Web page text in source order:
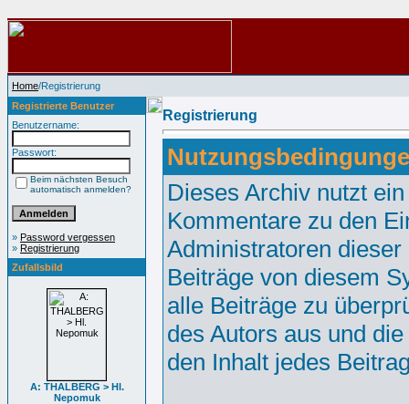
Home/Registrierung
Registrierte Benutzer
Benutzername:
Passwort:
Beim nächsten Besuch
automatisch anmelden?
» Password vergessen
» Registrierung
Zufallsbild
A: THALBERG > Hl.
Nepomuk
Registrierung
Dieses Archiv nutzt
Kommentare zu den
Administratoren
Beiträge von diesem
alle Beiträge zu
des Autors aus und
den Inhalt jedes